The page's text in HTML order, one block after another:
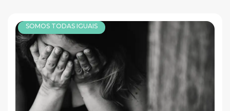
SOMOS TODAS IGUAIS